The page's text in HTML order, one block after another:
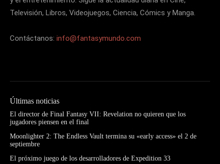
Televisión, Libros, Videojuegos, Ciencia, Cómics y Manga.
Contáctanos: info@fantasymundo.com
Últimas noticias
El director de Final Fantasy VII: Revelation no quieren que los
jugadores piensen en el final
Moonlighter 2: The Endless Vault termina su «early access» el 2 de
septiembre
El próximo juego de los desarrolladores de Expedition 33